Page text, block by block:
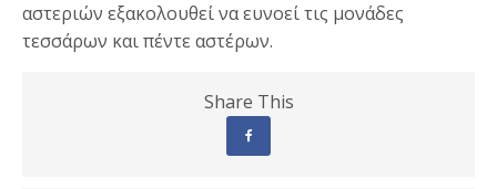
αστεριών εξακολουθεί να ευνοεί τις μονάδες
τεσσάρων και πέντε αστέρων.
Share This